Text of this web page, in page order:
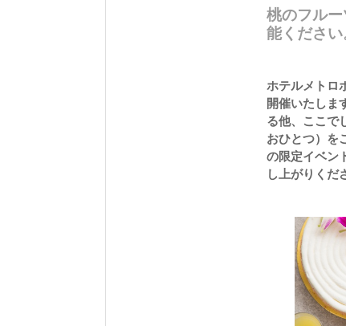
桃のフル
能ください
ホテルメトロ
開催いたしま
る他、ここで
おひとつ）を
の限定イベン
し上がりくだ